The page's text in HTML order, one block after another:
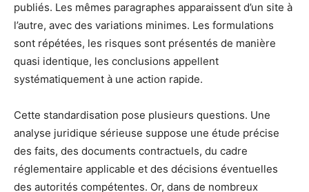
publiés. Les mêmes paragraphes apparaissent d’un site à
l’autre, avec des variations minimes. Les formulations
sont répétées, les risques sont présentés de manière
quasi identique, les conclusions appellent
systématiquement à une action rapide.
Cette standardisation pose plusieurs questions. Une
analyse juridique sérieuse suppose une étude précise
des faits, des documents contractuels, du cadre
réglementaire applicable et des décisions éventuelles
des autorités compétentes. Or, dans de nombreux